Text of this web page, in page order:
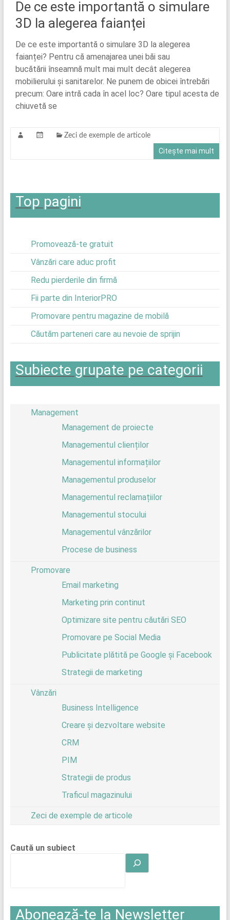
De ce este importantă o simulare
3D la alegerea faianței
De ce este importantă o simulare 3D la alegerea
faianței? Pentru că amenajarea unei băi sau
bucătării înseamnă mult mai mult decât alegerea
mobilierului și sanitarelor. Ne punem de obicei întrebări
precum: Oare intră cada în acel loc? Oare tipul acesta de
chiuvetă se
Zeci de exemple de articole
Citește mai mult
Top pagini
Promovează-te gratuit
Vânzări care aduc profit
Redu pierderile din firmă
Fii parte din InteriorPRO
Promovare pentru magazine de mobilă
Căutăm parteneri care au nevoie de sprijin
Subiecte grupate pe categorii
Management
Management de proiecte
Managementul clienților
Managementul informațiilor
Managementul produselor
Managementul reclamațiilor
Managementul stocului
Managementul vânzărilor
Procese de business
Promovare
Email marketing
Marketing prin continut
Optimizare site pentru căutări SEO
Promovare pe Social Media
Publicitate plătită pe Google și Facebook
Strategii de marketing
Vânzări
Business Intelligence
Creare și dezvoltare website
CRM
PIM
Strategii de produs
Traficul magazinului
Zeci de exemple de articole
Caută un subiect
Abonează-te la Newsletter